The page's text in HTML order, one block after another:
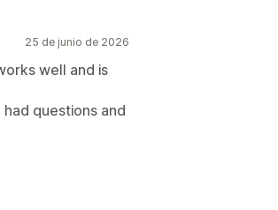
25 de junio de 2026
well and is
questions and